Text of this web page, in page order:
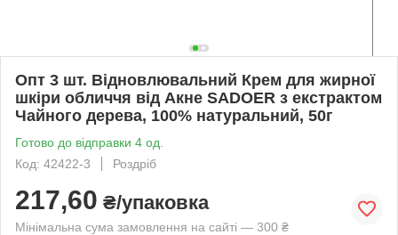
Опт 3 шт. Відновлювальний Крем для жирної
шкіри обличчя від Акне SADOER з екстрактом
Чайного дерева, 100% натуральний, 50г
Готово до відправки 4 од.
Код: 42422-3
Роздріб
217,60 ₴/упаковка
Мінімальна сума замовлення на сайті — 300 ₴